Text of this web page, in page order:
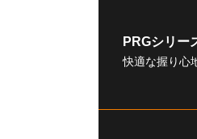
PRGシリー
快適な握り心